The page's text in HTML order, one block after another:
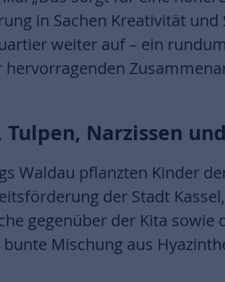
in Sachen Kreativität und
weiter auf – ein
Narzissen
Waldau pflanzten Kinder
der Stadt
gegenüber der Kita sowie
Mischung aus